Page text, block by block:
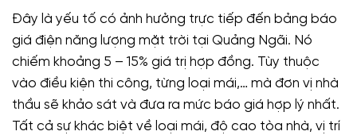
Đây là yếu tố có ảnh hưởng trực tiếp đến bảng báo
giá điện năng lượng mặt trời tại Quảng Ngãi. Nó
chiếm khoảng 5 – 15% giá trị hợp đồng. Tùy thuộc
vào điều kiện thi công, từng loại mái,… mà đơn vị nhà
thầu sẽ khảo sát và đưa ra mức báo giá hợp lý nhất.
Tất cả sự khác biệt về loại mái, độ cao tòa nhà, vị trí